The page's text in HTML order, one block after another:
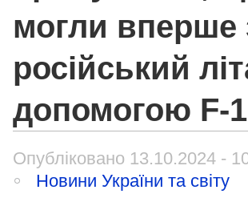
могли вперше
російський
допомогою F-
Опубліковано 13.10.2024 -
Новини України та світу